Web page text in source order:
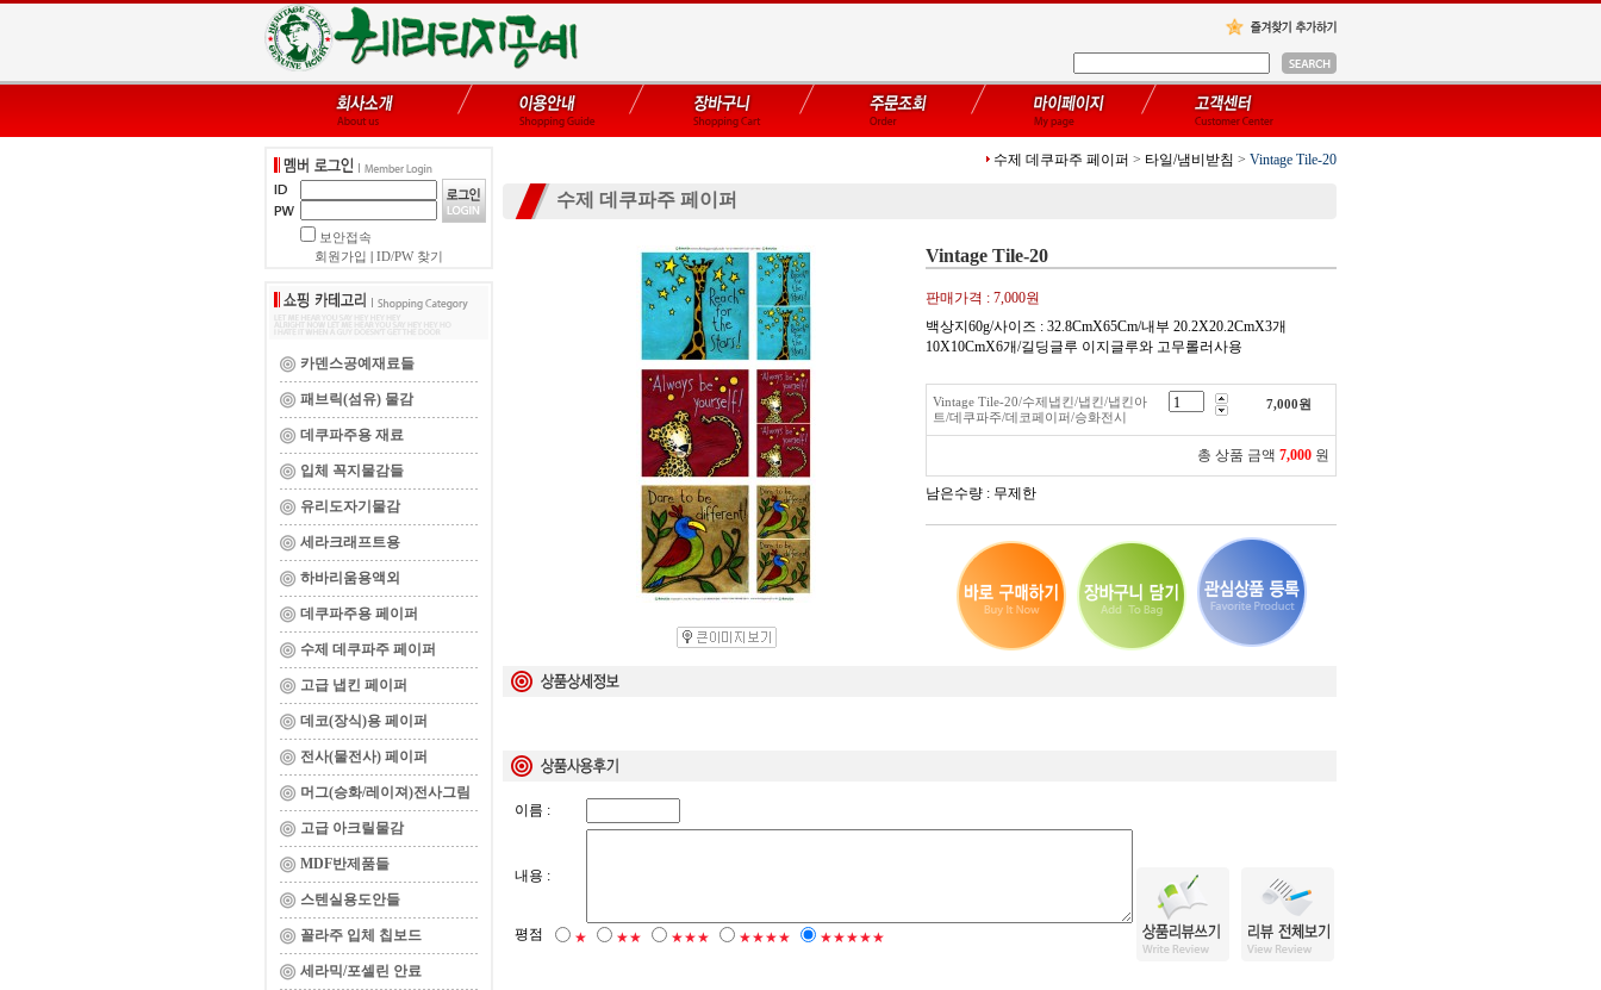
보안접속
회원가입
ID/PW 찾기
카덴스공예재료들
패브릭(섬유) 물감
데쿠파주용 재료
입체 꼭지물감들
유리도자기물감
세라크래프트용
하바리움용액외
데쿠파주용 페이퍼
수제 데쿠파주 페이퍼
고급 냅킨 페이퍼
데코(장식)용 페이퍼
전사(물전사) 페이퍼
머그(승화/레이져)전사그림
고급 아크릴물감
MDF반제품들
스텐실용도안들
꼴라주 입체 칩보드
세라믹/포셀린 안료
수제 데쿠파주 페이퍼 > 타일/냄비받침 > Vintage Tile-20
수제 데쿠파주 페이퍼
Vintage Tile-20
판매가격 : 7,000원
백상지60g/사이즈 : 32.8CmX65Cm/내부 20.2X20.2CmX3개
10X10CmX6개/길딩글루 이지글루와 고무롤러사용
Vintage Tile-20/수제냅킨/냅킨/냅킨아
트/데쿠파주/데코페이퍼/승화전시
7,000원
총 상품 금액 7,000 원
남은수량 : 무제한
이름 :
내용 :
평점 ★ ★★ ★★★ ★★★★ ★★★★★